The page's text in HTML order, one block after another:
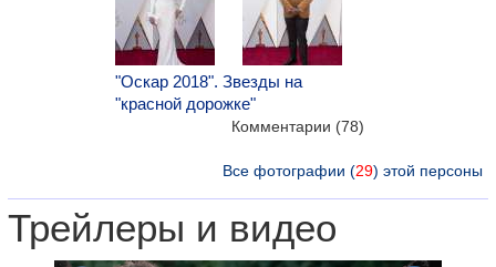
"Оскар 2018". Звезды на
"красной дорожке"
Комментарии (78)
Все фотографии (29) этой персоны
Трейлеры и видео